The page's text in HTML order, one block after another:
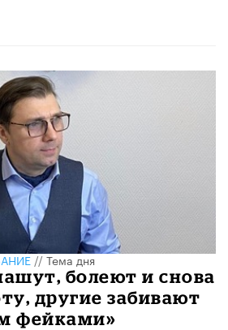
//Тема дня
болеют и снова
другие забивают
фейками»